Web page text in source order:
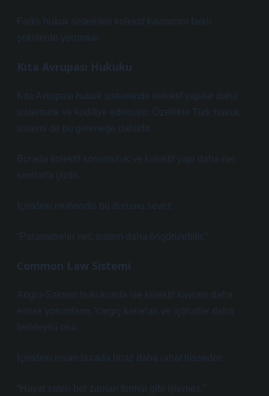
Farklı hukuk sistemleri kolektif kavramını farklı
şekillerde yorumlar.
Kıta Avrupası Hukuku
Kıta Avrupası hukuk sisteminde kolektif yapılar daha
sistematik ve kodifiye edilmiştir. Özellikle Türk hukuk
sistemi de bu geleneğe dahildir.
Burada kolektif sorumluluk ve kolektif yapı daha net
sınırlarla çizilir.
İçimdeki mühendis bu durumu sever:
“Parametreler net, sistem daha öngörülebilir.”
Common Law Sistemi
Anglo-Sakson hukukunda ise kolektif kavram daha
esnek yorumlanır. Yargıç kararları ve içtihatlar daha
belirleyici olur.
İçimdeki insan burada biraz daha rahat hisseder:
“Hayat zaten her zaman formül gibi işlemez.”